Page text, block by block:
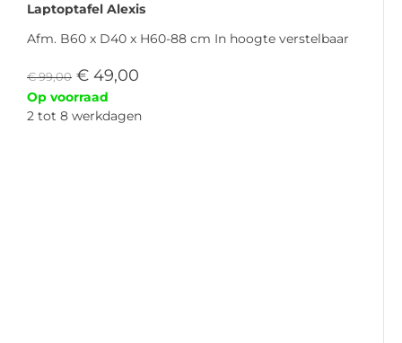
Laptoptafel Alexis
Afm. B60 x D40 x H60-88 cm In hoogte verstelbaar
€99,00 € 49,00
Op voorraad
2 tot 8 werkdagen